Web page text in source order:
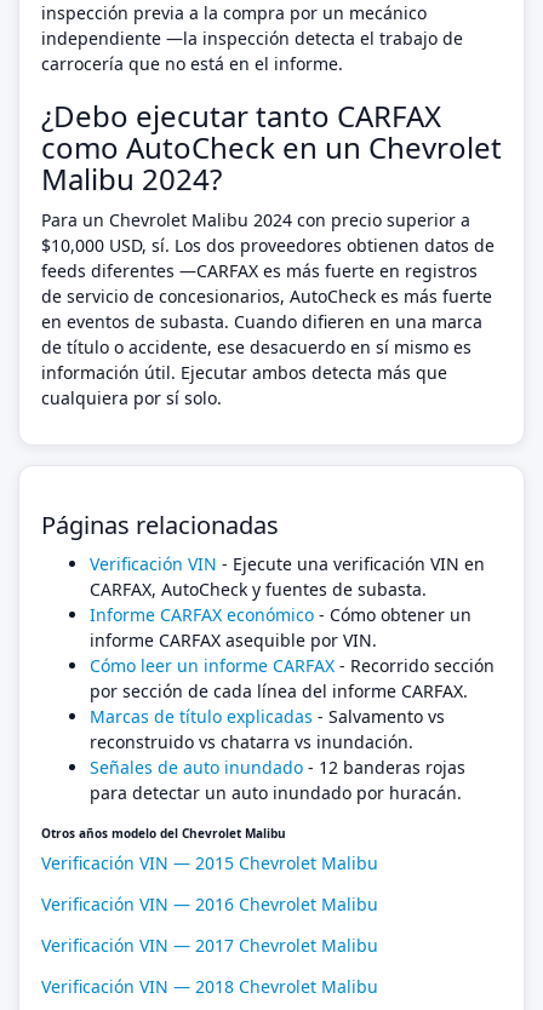
inspección previa a la compra por un mecánico
independiente —la inspección detecta el trabajo de
carrocería que no está en el informe.
¿Debo ejecutar tanto CARFAX
como AutoCheck en un Chevrolet
Malibu 2024?
Para un Chevrolet Malibu 2024 con precio superior a
$10,000 USD, sí. Los dos proveedores obtienen datos de
feeds diferentes —CARFAX es más fuerte en registros
de servicio de concesionarios, AutoCheck es más fuerte
en eventos de subasta. Cuando difieren en una marca
de título o accidente, ese desacuerdo en sí mismo es
información útil. Ejecutar ambos detecta más que
cualquiera por sí solo.
Páginas relacionadas
Verificación VIN - Ejecute una verificación VIN en
CARFAX, AutoCheck y fuentes de subasta.
Informe CARFAX económico - Cómo obtener un
informe CARFAX asequible por VIN.
Cómo leer un informe CARFAX - Recorrido sección
por sección de cada línea del informe CARFAX.
Marcas de título explicadas - Salvamento vs
reconstruido vs chatarra vs inundación.
Señales de auto inundado - 12 banderas rojas
para detectar un auto inundado por huracán.
Otros años modelo del Chevrolet Malibu
Verificación VIN — 2015 Chevrolet Malibu
Verificación VIN — 2016 Chevrolet Malibu
Verificación VIN — 2017 Chevrolet Malibu
Verificación VIN — 2018 Chevrolet Malibu